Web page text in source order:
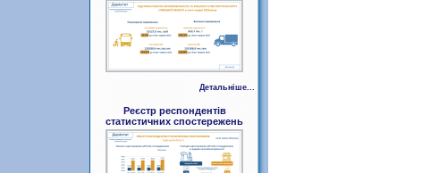
Детальніше...
Реєстр респондентів
статистичних спостережень